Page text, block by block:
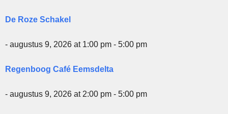
De Roze Schakel
- augustus 9, 2026 at 1:00 pm - 5:00 pm
Regenboog Café Eemsdelta
- augustus 9, 2026 at 2:00 pm - 5:00 pm